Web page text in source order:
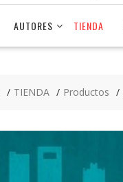
AUTORES TIENDA
TIENDA Productos